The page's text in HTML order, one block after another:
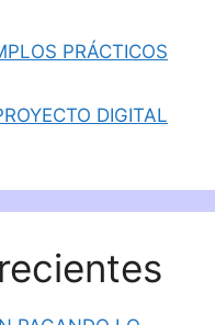
PRÁCTICOS
DIGITAL